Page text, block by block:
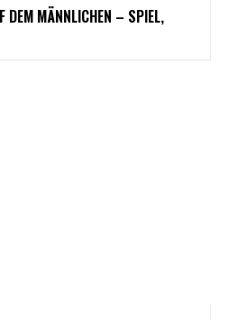
DEM MÄNNLICHEN – SPIEL,